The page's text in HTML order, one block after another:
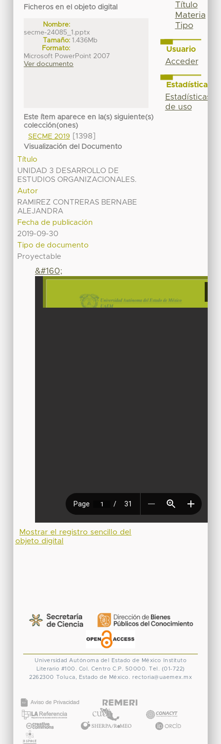
Ficheros en el objeto digital
Nombre:
secme-24085_1.pptx
Tamaño: 1.436Mb
Formato:
Microsoft PowerPoint 2007
Ver documento
Este ítem aparece en la(s) siguiente(s)
colección(ones)
SECME 2019
[1398]
Visualización del Documento
Título
UNIDAD 3 DESARROLLO DE
ESTUDIOS ORGANIZACIONALES.
Autor
RAMIREZ CONTRERAS BERNABE
ALEJANDRA
Fecha de publicación
2019-09-30
Tipo de documento
Proyectable
&#160;
Mostrar el registro sencillo del
objeto digital
Título
Materia
Tipo
Usuario
Acceder
Estadísticas
Estadísticas
de uso
Universidad Autónoma del Estado de México
Instituto
Literario #100. Col. Centro C.P. 50000. Tel. (01-722)
2262300
Toluca, Estado de México. rectoria@uaemex.mx